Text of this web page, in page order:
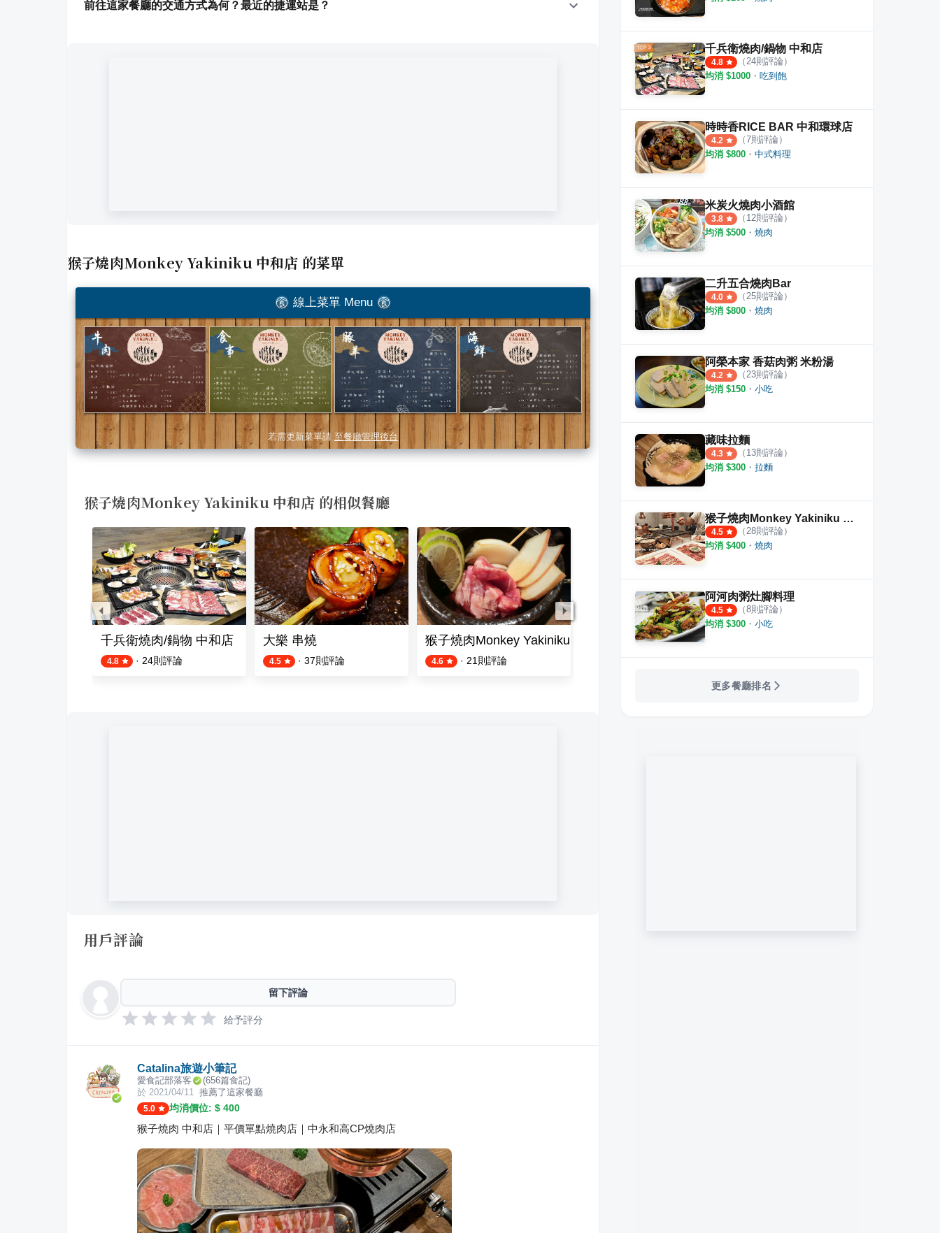
前往這家餐廳的交通方式為何？最近的捷運站是？
猴子燒肉Monkey Yakiniku 中和店 的菜單
線上菜單 Menu
若需更新菜單請 至餐廳管理後台
猴子燒肉Monkey Yakiniku 中和店 的相似餐廳
千兵衛燒肉/鍋物 中和店
4.8 · 24則評論
大樂 串燒
4.5 · 37則評論
猴子燒肉Monkey Yakiniku 板橋店
4.6 · 21 則評論
燒肉LIKE 2號店 中和環球店
用戶評論
留下評論
給予評分
Catalina旅遊小筆記
愛食記部落客 (656篇食記)
於 2021/04/11 推薦了這家餐廳
5.0 均消價位: $ 400
猴子燒肉 中和店｜平價單點燒肉店｜中永和高CP燒肉店
千兵衛燒肉/鍋物 中和店
4.8 （24則評論）
均消 $1000 ・ 吃到飽
時時香RICE BAR 中和環球店
4.2 （7則評論）
均消 $800 ・ 中式料理
米炭火燒肉小酒館
3.8 （ 12則評論）
均消 $500 ・ 燒肉
二升五合燒肉Bar
4.0 （25則評論）
均消 $800 ・ 燒肉
阿榮本家 香菇肉粥 米粉湯
4.2 （23則評論）
均消 $150 ・ 小吃
藏味拉麵
4.3 （ 13則評論）
均消 $300 ・ 拉麵
猴子燒肉Monkey Yakiniku 中和店
4.5 （28則評論）
均消 $400 ・ 燒肉
阿河肉粥灶腳料理
4.5 （8則評論）
均消 $300 ・ 小吃
更多餐廳排名